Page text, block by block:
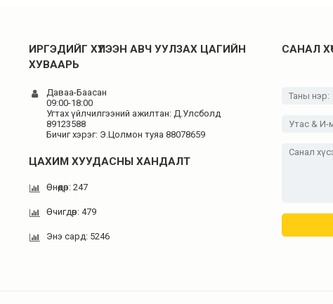
ИРГЭДИЙГ ХҮЛЭЭН АВЧ УУЛЗАХ ЦАГИЙН
ХУВААРЬ
Даваа-Баасан
09:00-18:00
Угтах үйлчилгээний ажилтан: Д.Улсболд
89123588
Бичиг хэрэг: Э.Цолмон туяа 88078659
ЦАХИМ ХУУДАСНЫ ХАНДАЛТ
Өнөөдөр: 247
Өчигдөр: 479
Энэ сард: 5246
САНАЛ